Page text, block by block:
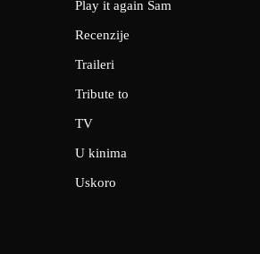
Play it again Sam
Recenzije
Traileri
Tribute to
TV
U kinima
Uskoro